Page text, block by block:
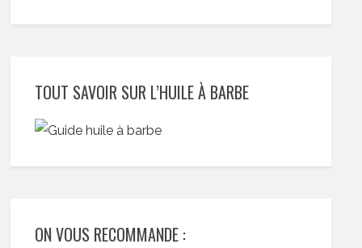
TOUT SAVOIR SUR L’HUILE À BARBE
ON VOUS RECOMMANDE :